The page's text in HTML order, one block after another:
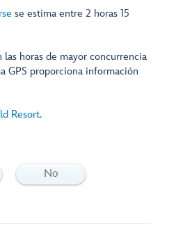
se estima entre 2 horas 15
horas de mayor concurrencia
GPS proporciona información
Resort.
No